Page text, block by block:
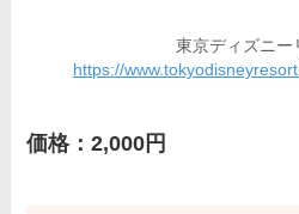
東京ディズニー
https://
価格：2,000円